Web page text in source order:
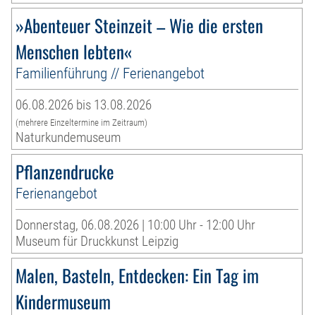
»Abenteuer Steinzeit – Wie die ersten
Menschen lebten«
Familienführung // Ferienangebot
06.08.2026 bis 13.08.2026
(mehrere Einzeltermine im Zeitraum)
Naturkundemuseum
Pflanzendrucke
Ferienangebot
Donnerstag, 06.08.2026 | 10:00 Uhr - 12:00 Uhr
Museum für Druckkunst Leipzig
Malen, Basteln, Entdecken: Ein Tag im
Kindermuseum